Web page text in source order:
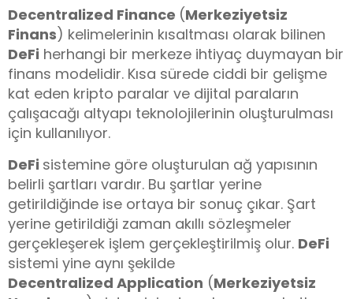
Decentralized Finance (Merkeziyetsiz
Finans) kelimelerinin kısaltması olarak bilinen
DeFi herhangi bir merkeze ihtiyaç duymayan bir
finans modelidir. Kısa sürede ciddi bir gelişme
kat eden kripto paralar ve dijital paraların
çalışacağı altyapı teknolojilerinin oluşturulması
için kullanılıyor.
DeFi sistemine göre oluşturulan ağ yapısının
belirli şartları vardır. Bu şartlar yerine
getirildiğinde ise ortaya bir sonuç çıkar. Şart
yerine getirildiği zaman akıllı sözleşmeler
gerçekleşerek işlem gerçekleştirilmiş olur. DeFi
sistemi yine aynı şekilde
Decentralized Application (Merkeziyetsiz